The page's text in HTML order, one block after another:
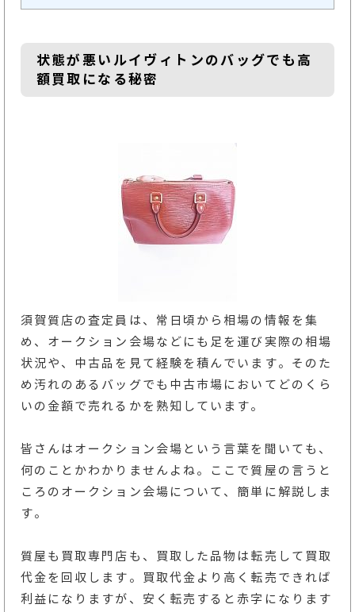
状態が悪いルイヴィトンのバッグでも高
額買取になる秘密
須賀質店の査定員は、常日頃から相場の情報を集
め、オークション会場などにも足を運び実際の相場
状況や、中古品を見て経験を積んでいます。そのた
め汚れのあるバッグでも中古市場においてどのくら
いの金額で売れるかを熟知しています。
皆さんはオークション会場という言葉を聞いても、
何のことかわかりませんよね。ここで質屋の言うと
ころのオークション会場について、簡単に解説しま
す。
質屋も買取専門店も、買取した品物は転売して買取
代金を回収します。買取代金より高く転売できれば
利益になりますが、安く転売すると赤字になります